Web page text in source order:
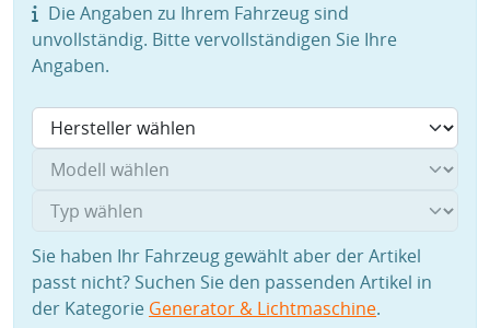
Die Angaben zu Ihrem Fahrzeug sind
unvollständig. Bitte vervollständigen Sie Ihre
Angaben.
Sie haben Ihr Fahrzeug gewählt aber der Artikel
passt nicht? Suchen Sie den passenden Artikel in
der Kategorie Generator & Lichtmaschine.